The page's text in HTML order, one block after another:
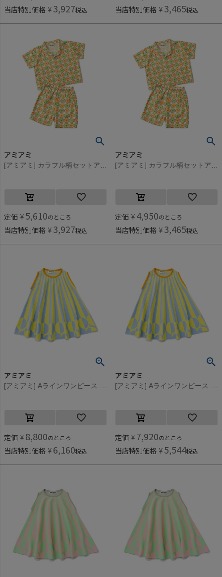
当店特別価格 ¥ 3,927税込 当店特別価格 ¥ 3,465税込
アミアミ
定価 ¥ 5,610のところ
当店特別価格 ¥ 3,927税込
アミアミ
定価 ¥ 4,950のところ
当店特別価格 ¥ 3,465税込
アミアミ
定価 ¥ 8,800のところ
当店特別価格 ¥ 6,160税込
アミアミ
定価 ¥ 7,920のところ
当店特別価格 ¥ 5,544税込